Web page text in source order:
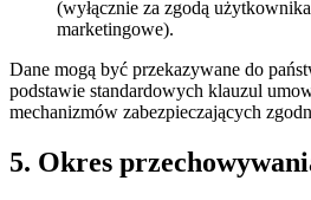
(wyłącznie za zgodą
marketingowe).
Dane mogą być przekazywane do
podstawie standardowych klauzul
mechanizmów zabezpieczających
5. Okres